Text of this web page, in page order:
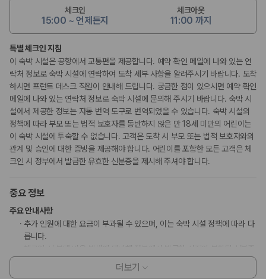
체크인
15:00 ~ 언제든지
체크아웃
11:00 까지
특별 체크인 지침
이 숙박 시설은 공항에서 교통편을 제공합니다. 예약 확인 메일에 나와 있는 연
락처 정보로 숙박 시설에 연락하여 도착 세부 사항을 알려주시기 바랍니다. 도착
하시면 프런트 데스크 직원이 안내해 드립니다. 궁금한 점이 있으시면 예약 확인
메일에 나와 있는 연락처 정보로 숙박 시설에 문의해 주시기 바랍니다. 숙박 시
설에서 제공한 정보는 자동 번역 도구로 번역되었을 수 있습니다. 숙박 시설의
정책에 따라 부모 또는 법적 보호자를 동반하지 않은 만 18세 미만의 어린이는
이 숙박 시설에 투숙할 수 없습니다. 고객은 도착 시 부모 또는 법적 보호자와의
관계 및 승인에 대한 증빙을 제공해야 합니다. 어린이를 포함한 모든 고객은 체
크인 시 정부에서 발급한 유효한 신분증을 제시해 주셔야 합니다.
중요 정보
주요 안내사항
추가 인원에 대한 요금이 부과될 수 있으며, 이는 숙박 시설 정책에 따라 다
릅니다.
과 신용카드, 직불카드 또는 현금으로 보증금이 필요할 수 있습니다.
특별 요청 사항은 체크인 시 이용 상황에 따라 제공 여부가 달라질 수 있으
더보기